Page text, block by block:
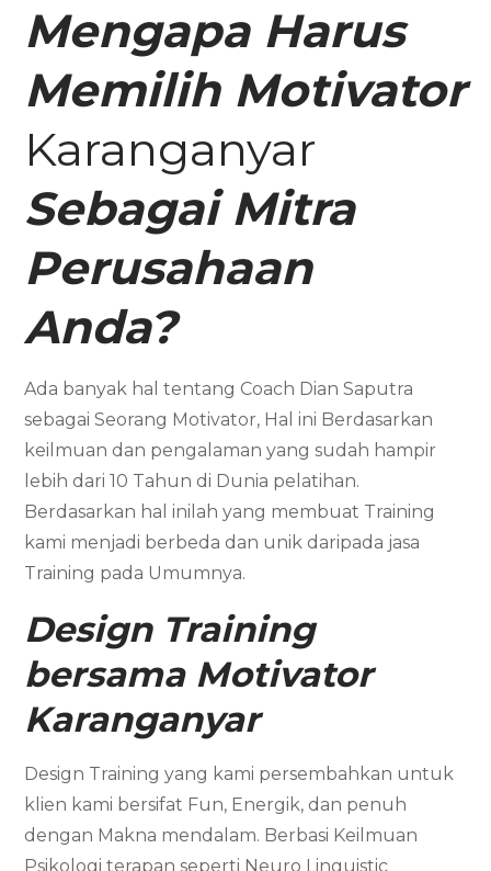
Mengapa Harus
Memilih Motivator
Karanganyar
Sebagai Mitra
Perusahaan
Anda?
Ada banyak hal tentang Coach Dian Saputra
sebagai Seorang Motivator, Hal ini Berdasarkan
keilmuan dan pengalaman yang sudah hampir
lebih dari 10 Tahun di Dunia pelatihan.
Berdasarkan hal inilah yang membuat Training
kami menjadi berbeda dan unik daripada jasa
Training pada Umumnya.
Design Training
bersama Motivator
Karanganyar
Design Training yang kami persembahkan untuk
klien kami bersifat Fun, Energik, dan penuh
dengan Makna mendalam. Berbasi Keilmuan
Psikologi terapan seperti Neuro Linguistic